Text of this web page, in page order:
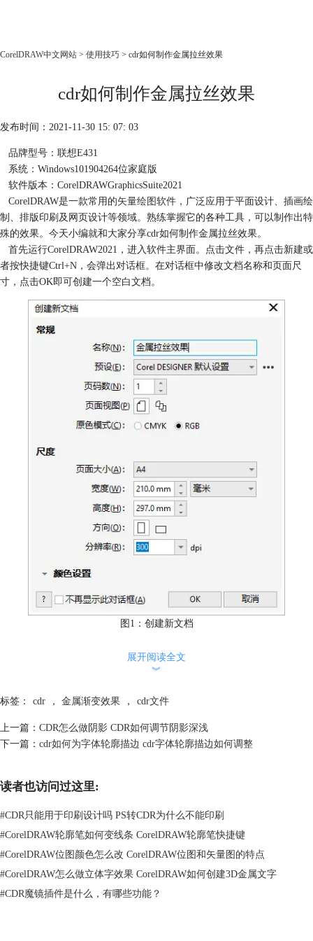
老用户福利
下载
购买
CorelDRAW中文网站 > 使用技巧 > cdr如何制作金属拉丝效果
cdr如何制作金属拉丝效果
发布时间：2021-11-30 15: 07: 03
品牌型号：联想E431
系统：Windows101904264位家庭版
软件版本：CorelDRAWGraphicsSuite2021
CorelDRAW是一款常用的矢量绘图软件 ，广泛应用于平面设计、插画绘
制、排版印刷及网页设计等领域。熟练掌握它的各种工具，可以制作出特
殊的效果。今天小编就和大家分享cdr如何制作金属拉丝效果。
首先运行CorelDRAW2021，进入软件主界面。点击文件，再点击新建或
者按快捷键Ctrl+N，会弹出对话框。在对话框中修改文档名称和页面尺
寸，点击OK即可创建一个空白文档。
图1：创建新文档
点击选择矩形工具，它的快捷键是F6，然后拖动鼠标绘制一个大小适中
话框中点击底纹填充，然后在底纹库中找到样品中的金箔底纹，在底纹设
展开阅读全文
︾
标签： cdr ， 金属渐变效果 ， cdr文件
上一篇： CDR怎么做阴影 CDR如何调节阴影深浅
下一篇： cdr如何为字体轮廓描边 cdr字体轮廓描边如何调整
读者也访问过这里:
#CDR只能用于印刷设计吗 PS转CDR为什么不能印刷
#CorelDRAW轮廓笔如何变线条 CorelDRAW轮廓笔快捷键
#CorelDRAW位图颜色怎么改 CorelDRAW位图和矢量图的特点
#CorelDRAW怎么做立体字效果 CorelDRAW如何创建3D金属文字
#CDR魔镜插件是什么，有哪些功能？